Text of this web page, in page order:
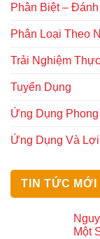
Phân Biệt –
Phân Loại Theo
Trải Nghiệm
Tuyển Dụng
Ứng Dụng
Ứng Dụng Và Lợi
TIN TỨC MỚI
Một